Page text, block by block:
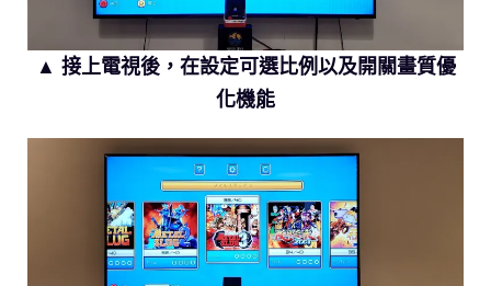
▲ 接上電視後，在設定可選比例以及開關畫質優
化機能